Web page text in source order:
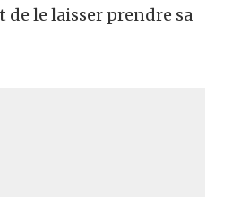
le laisser prendre sa